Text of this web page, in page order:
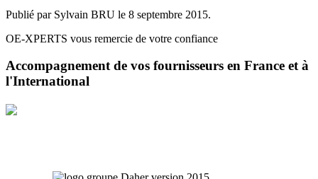
Publié par Sylvain BRU le 8 septembre 2015.
OE-XPERTS vous remercie de votre confiance
Accompagnement de vos fournisseurs en France et à
l'International